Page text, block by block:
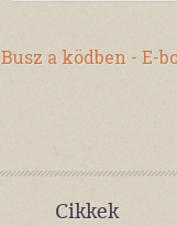
Busz a ködben - E-
Cikkek